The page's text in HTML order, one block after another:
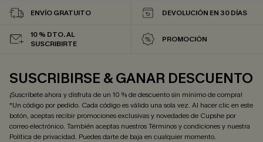
ENVÍO GRATUITO DEVOLUCIÓN EN 30 DÍAS
10 % DTO. AL
SUSCRIBIRTE
PROMOCIÓN
SUSCRIBIRSE & GANAR DESCUENTO
¡Suscríbete ahora y disfruta de un 10 % de descuento sin mínimo de compra!
*Un código por pedido. Cada código es válido una sola vez. Al hacer clic en este
botón, aceptas recibir promociones exclusivas y novedades de Cupshe por
correo electrónico. También aceptas nuestrosTérminos y condicionesy nuestra
Política de privacidad. Puedes darte de baja en cualquier momento.